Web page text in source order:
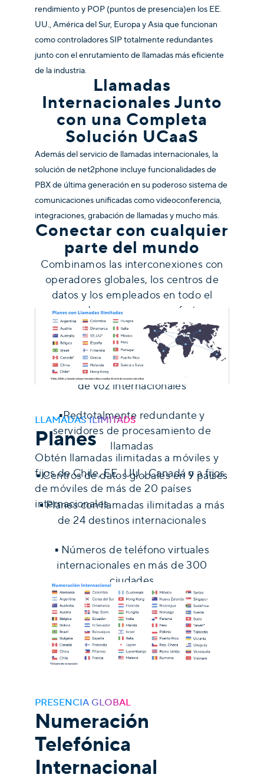
rendimientoy POP (puntos de presencia)en los EE.
UU., América del Sur, Europa y Asia que funcionan
como controladores SIP totalmente redundantes
junto con el enrutamiento de llamadas más eficiente
de la industria.
Llamadas
Internacionales Junto
con una Completa
Solución UCaaS
Además del servicio de llamadas internacionales, la
solución de net2phone incluye funcionalidades de
PBX de última generación en su poderoso sistema de
comunicaciones unificadas como videoconferencia,
integraciones, grabación de llamadas y mucho más.
Conectar con cualquier
parte del mundo
Combinamos las interconexiones con
operadores globales, los centros de
datos y los empleados en todo el
mundo para crear una oferta
verdaderamente global, inigualable por
cualquier otro proveedor.
Proveedor líder mundial de minutos
de voz internacionales
▪Redtotalmente redundante y
servidores de procesamiento de
llamadas
▪Centros de datos globales en 9 países
▪Planes con llamadas ilimitadas a más
de 24 destinos internacionales
▪ Números de teléfono virtuales
internacionales en más de 300
ciudades
▪ Portabilidad de números
internacionales
LLAMADAS ILIMITADS
Planes
Obtén llamadas ilimitadas a móviles y
fijos de Chile, EE. UU., Canadá y a fijos
de móviles de más de 20 países
internacionales.
PRESENCIA GLOBAL
Numeración
Telefónica
Internacional